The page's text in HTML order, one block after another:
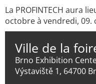
La PROFINTECH aura
octobre à vendredi, 09.
Ville de la
Brno Exhibition
Výstaviště 1, 64700